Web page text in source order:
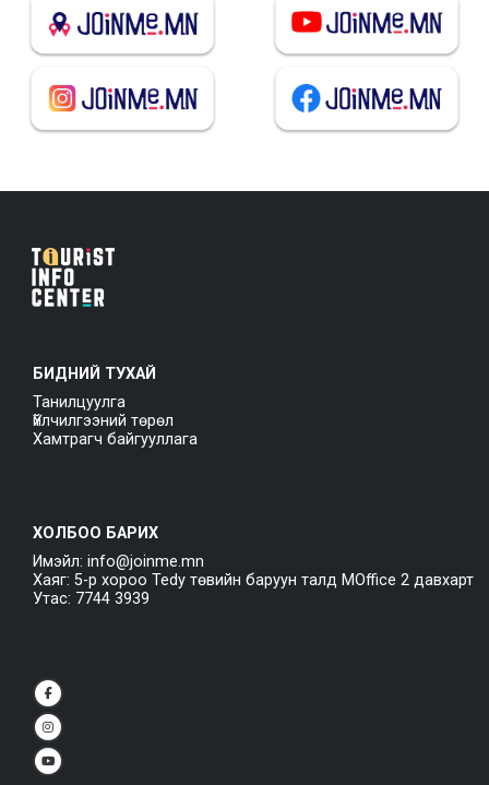
БИДНИЙ ТУХАЙ
Танилцуулга
Үйлчилгээний төрөл
Хамтрагч байгууллага
ХОЛБОО БАРИХ
Имэйл: info@joinme.mn
Хаяг: 5-р хороо Tedy төвийн баруун талд MOffice 2 давхарт
Утас: 7744 3939